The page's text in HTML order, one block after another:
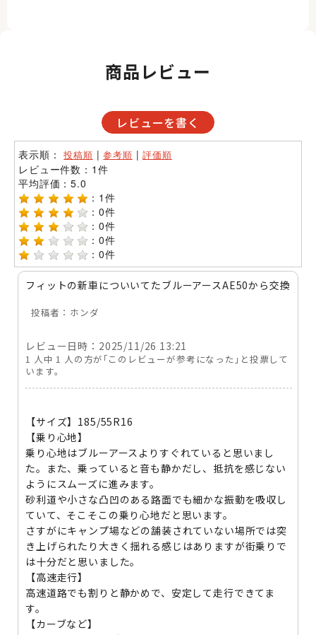
商品レビュー
レビューを書く
表示順：投稿順 |参考順 |評価順
レビュー件数：1件
平均評価：5.0
：1件
：0件
：0件
：0件
：0件
フィットの新車についいてたブルーアースAE50から交換
投稿者： ホンダ
レビュー日時：2025/11/26 13:21
1 人中 1 人の方が｢このレビューが参考になった｣と投票して
います。
【サイズ】185/55R16
【乗り心地】
乗り心地はブルーアースよりすぐれていると思いまし
た。また、乗っていると音も静かだし、抵抗を感じない
ようにスムーズに進みます。
砂利道や小さな凸凹のある路面でも細かな振動を吸収し
ていて、そこそこの乗り心地だと思います。
さすがにキャンプ場などの舗装されていない場所では突
き上げられたり大きく揺れる感じはありますが街乗りで
は十分だと思いました。
【高速走行】
高速道路でも割りと静かめで、安定して走行できてま
す。
【カーブなど】